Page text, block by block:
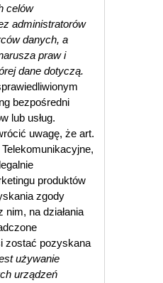
celów
administratorów
danych, a
praw i
dane dotyczą.
bezpośredni
lub usług.
uwagę, że art.
produktów
zgody
nim, na działania
zostać pozyskana
używanie
urządzeń